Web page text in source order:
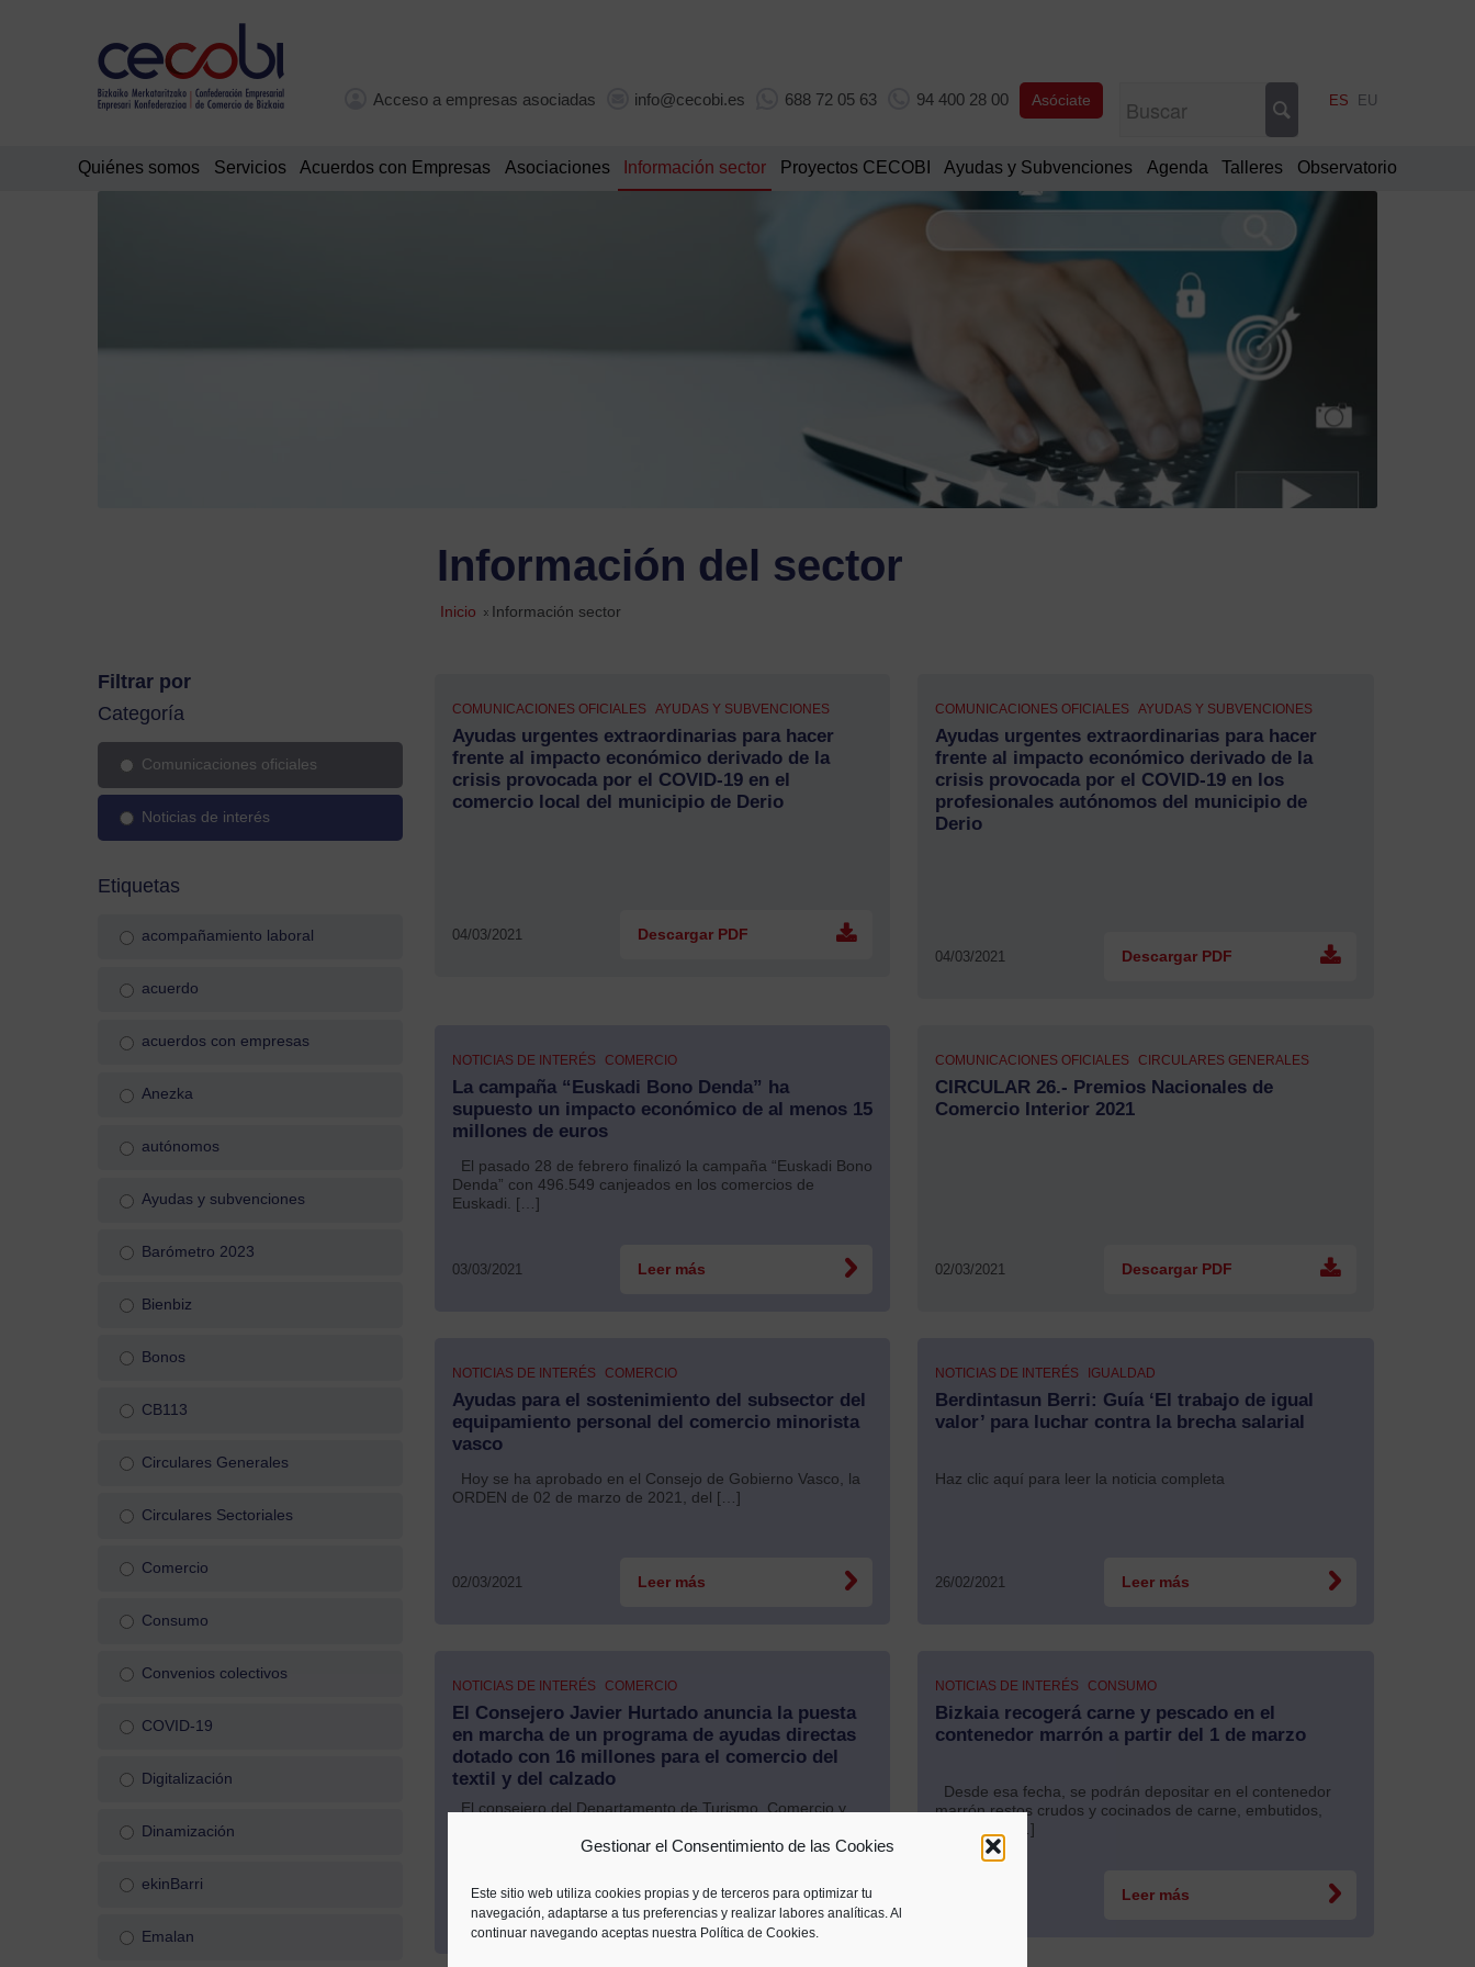
Gestionar el Consentimiento de las Cookies
Este sitio web utiliza cookies propias y de terceros para optimizar tu
navegación, adaptarse a tus preferencias y realizar labores analíticas. Al
continuar navegando aceptas nuestra Política de Cookies.
ES EU
Asóciate
94 400 28 00
688 72 05 63
info@cecobi.es
Acceso a empresas asociadas
Quiénes somos Servicios Acuerdos con Empresas Asociaciones Información sector Proyectos CECOBI Ayudas y Subvenciones Agenda Talleres Observatorio
Información del sector
Inicio » Información sector
COMUNICACIONES OFICIALES AYUDAS Y SUBVENCIONES
Ayudas urgentes extraordinarias para hacer
frente al impacto económico derivado de la
crisis provocada por el COVID-19 en el
comercio local del municipio de Derio
04/03/2021 Descargar PDF
COMUNICACIONES OFICIALES AYUDAS Y SUBVENCIONES
Ayudas urgentes extraordinarias para hacer
frente al impacto económico derivado de la
crisis provocada por el COVID-19 en los
profesionales autónomos del municipio de
Derio
04/03/2021 Descargar PDF
NOTICIAS DE INTERÉS COMERCIO
La campaña “Euskadi Bono Denda” ha
supuesto un impacto económico de al menos 15
millones de euros
El pasado 28 de febrero finalizó la campaña “Euskadi Bono
Denda” con 496.549 canjeados en los comercios de
Euskadi. […]
03/03/2021 Leer más
COMUNICACIONES OFICIALES CIRCULARES GENERALES
CIRCULAR 26.- Premios Nacionales de
Comercio Interior 2021
02/03/2021 Descargar PDF
NOTICIAS DE INTERÉS COMERCIO
Ayudas para el sostenimiento del subsector del
equipamiento personal del comercio minorista
vasco
Hoy se ha aprobado en el Consejo de Gobierno Vasco, la
ORDEN de 02 de marzo de 2021, del […]
02/03/2021 Leer más
NOTICIAS DE INTERÉS IGUALDAD
Berdintasun Berri: Guía ‘El trabajo de igual
valor’ para luchar contra la brecha salarial
Haz clic aquí para leer la noticia completa
26/02/2021 Leer más
NOTICIAS DE INTERÉS COMERCIO
El Consejero Javier Hurtado anuncia la puesta
en marcha de un programa de ayudas directas
dotado con 16 millones para el comercio del
textil y del calzado
El consejero del Departamento de Turismo, Comercio y
'Retos y avances […]
26/02/2021 Leer más
NOTICIAS DE INTERÉS CONSUMO
Bizkaia recogerá carne y pescado en el
contenedor marrón a partir del 1 de marzo
Desde esa fecha, se podrán depositar en el contenedor
marrón restos crudos y cocinados de carne, embutidos,
pescado y […]
Leer más
Filtrar por
Categoría
Comunicaciones oficiales
Noticias de interés
Etiquetas
acompañamiento laboral
acuerdo
acuerdos con empresas
Anezka
autónomos
Ayudas y subvenciones
Barómetro 2023
Bienbiz
Bonos
CB113
Circulares Generales
Circulares Sectoriales
Comercio
Consumo
Convenios colectivos
COVID-19
Digitalización
Dinamización
ekinBarri
Emalan